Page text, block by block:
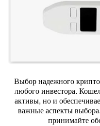
Выбор надежного
любого инвестора.
активы, но и
важные аспекты
принимайте